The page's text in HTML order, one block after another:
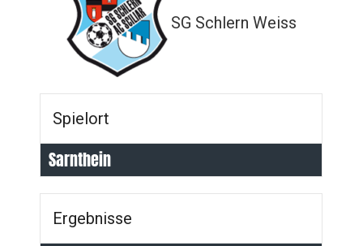
SG Schlern Weiss
Spielort
Sarnthein
Ergebnisse